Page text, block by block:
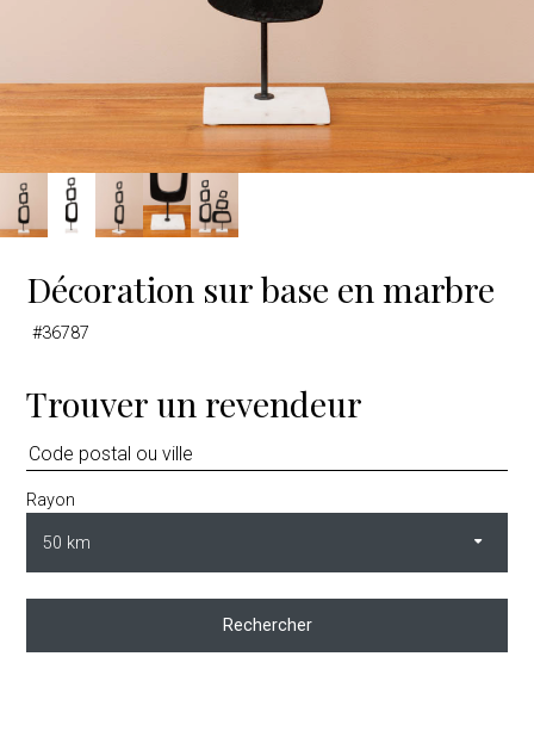
Décoration sur base en marbre
#36787
Trouver un revendeur
Rayon
Rechercher